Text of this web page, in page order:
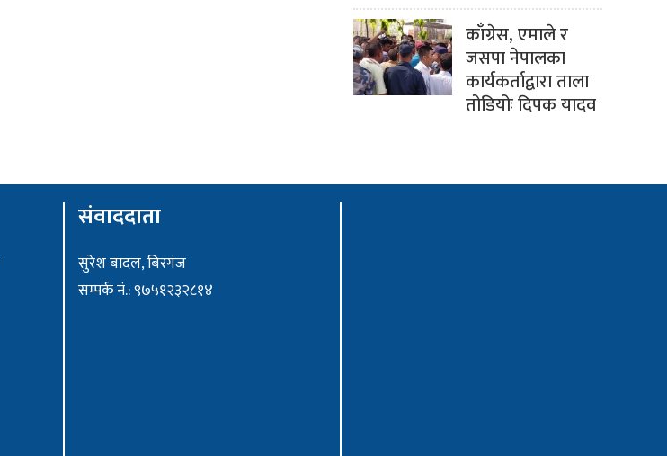
काँग्रेस, एमाले र
जसपा नेपालका
कार्यकर्ताद्वारा ताला
तोडियोः दिपक यादव
संवाददाता
सुरेश बादल, बिरगंज
सम्पर्क नं.: ९७५१२३२८१४